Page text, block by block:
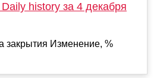
history за 4 декабря
закрытия Изменение, %